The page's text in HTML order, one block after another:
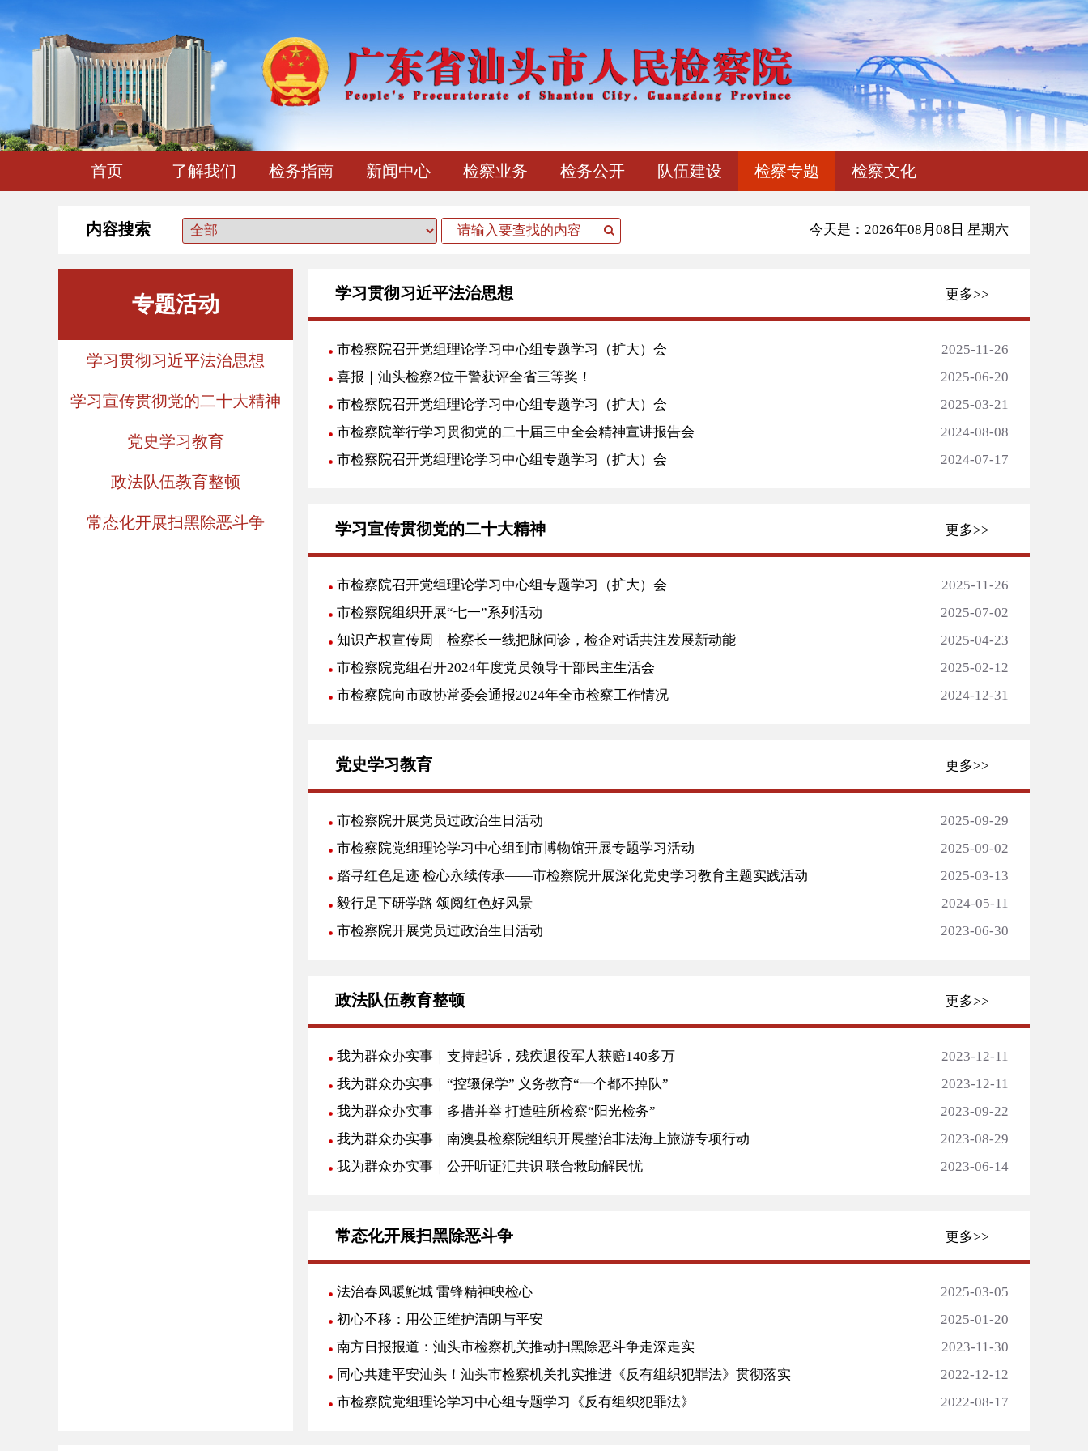
首页 了解我们 检务指南 新闻中心 检察业务 检务公开 队伍建设 检察专题 检察文化
内容搜索 今天是：2026年08月08日 星期六
专题活动
学习贯彻习近平法治思想
学习宣传贯彻党的二十大精神
党史学习教育
政法队伍教育整顿
常态化开展扫黑除恶斗争
学习贯彻习近平法治思想 更多>>
市检察院召开党组理论学习中心组专题学习（扩大）会
2025-11-26
喜报｜汕头检察2位干警获评全省三等奖！
2025-06-20
市检察院召开党组理论学习中心组专题学习（扩大）会
2025-03-21
市检察院举行学习贯彻党的二十届三中全会精神宣讲报告会
2024-08-08
市检察院召开党组理论学习中心组专题学习（扩大）会
2024-07-17
学习宣传贯彻党的二十大精神 更多>>
市检察院召开党组理论学习中心组专题学习（扩大）会
2025-11-26
市检察院组织开展“七一”系列活动
2025-07-02
知识产权宣传周｜检察长一线把脉问诊，检企对话共注发展新动能
2025-04-23
市检察院党组召开2024年度党员领导干部民主生活会
2025-02-12
市检察院向市政协常委会通报2024年全市检察工作情况
2024-12-31
党史学习教育 更多>>
市检察院开展党员过政治生日活动
2025-09-29
市检察院党组理论学习中心组到市博物馆开展专题学习活动
2025-09-02
踏寻红色足迹 检心永续传承——市检察院开展深化党史学习教育主题实践活动
2025-03-13
毅行足下研学路 颂阅红色好风景
2024-05-11
市检察院开展党员过政治生日活动
2023-06-30
政法队伍教育整顿 更多>>
我为群众办实事｜支持起诉，残疾退役军人获赔140多万
2023-12-11
我为群众办实事｜“控辍保学” 义务教育“一个都不掉队”
2023-12-11
我为群众办实事｜多措并举 打造驻所检察“阳光检务”
2023-09-22
我为群众办实事｜南澳县检察院组织开展整治非法海上旅游专项行动
2023-08-29
我为群众办实事｜公开听证汇共识 联合救助解民忧
2023-06-14
常态化开展扫黑除恶斗争 更多>>
法治春风暖鮀城 雷锋精神映检心
2025-03-05
初心不移：用公正维护清朗与平安
2025-01-20
南方日报报道：汕头市检察机关推动扫黑除恶斗争走深走实
2023-11-30
同心共建平安汕头！汕头市检察机关扎实推进《反有组织犯罪法》贯彻落实
2022-12-12
市检察院党组理论学习中心组专题学习《反有组织犯罪法》
2022-08-17